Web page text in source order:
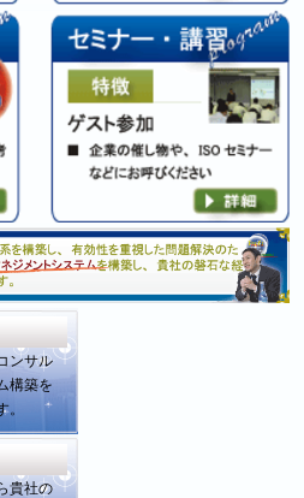
ンサル
構築を
貴社の